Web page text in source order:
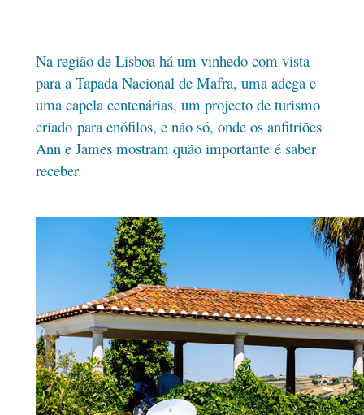
Na região de Lisboa há um vinhedo com vista
para a Tapada Nacional de Mafra, uma adega e
uma capela centenárias, um projecto de turismo
criado para enófilos, e não só, onde os anfitriões
Ann e James mostram quão importante é saber
receber.